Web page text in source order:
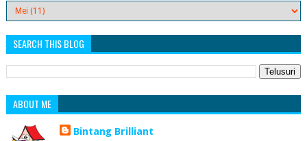
SEARCH THIS BLOG
ABOUT ME
Bintang Brilliant